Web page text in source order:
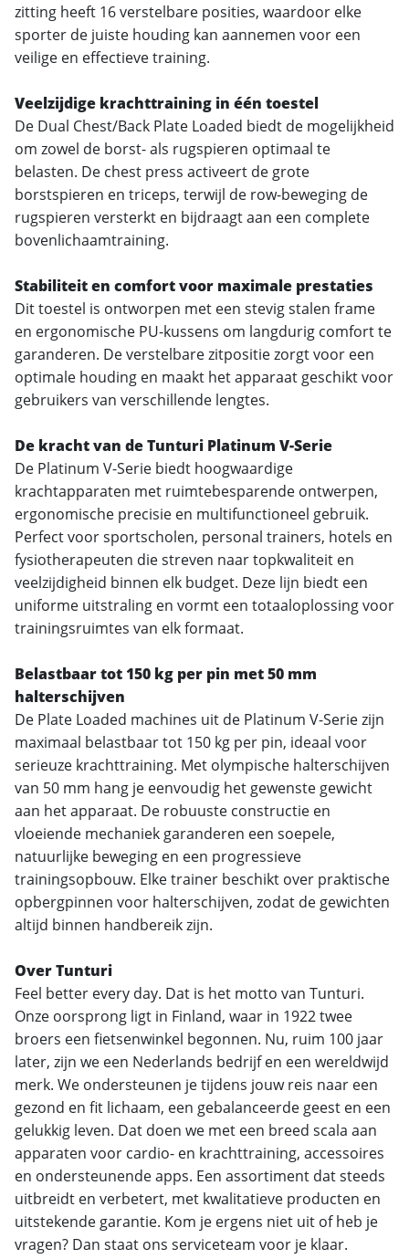
zitting heeft 16 verstelbare posities, waardoor elke
sporter de juiste houding kan aannemen voor een
veilige en effectieve training.
Veelzijdige krachttraining in één toestel
De Dual Chest/Back Plate Loaded biedt de mogelijkheid
om zowel de borst- als rugspieren optimaal te
belasten. De chest press activeert de grote
borstspieren en triceps, terwijl de row-beweging de
rugspieren versterkt en bijdraagt aan een complete
bovenlichaamtraining.
Stabiliteit en comfort voor maximale prestaties
Dit toestel is ontworpen met een stevig stalen frame
en ergonomische PU-kussens om langdurig comfort te
garanderen. De verstelbare zitpositie zorgt voor een
optimale houding en maakt het apparaat geschikt voor
gebruikers van verschillende lengtes.
De kracht van de Tunturi Platinum V-Serie
De Platinum V-Serie biedt hoogwaardige
krachtapparaten met ruimtebesparende ontwerpen,
ergonomische precisie en multifunctioneel gebruik.
Perfect voor sportscholen, personal trainers, hotels en
fysiotherapeuten die streven naar topkwaliteit en
veelzijdigheid binnen elk budget. Deze lijn biedt een
uniforme uitstraling en vormt een totaaloplossing voor
trainingsruimtes van elk formaat.
Belastbaar tot 150 kg per pin met 50 mm
halterschijven
De Plate Loaded machines uit de Platinum V-Serie zijn
maximaal belastbaar tot 150 kg per pin, ideaal voor
serieuze krachttraining. Met olympische halterschijven
van 50 mm hang je eenvoudig het gewenste gewicht
aan het apparaat. De robuuste constructie en
vloeiende mechaniek garanderen een soepele,
natuurlijke beweging en een progressieve
trainingsopbouw. Elke trainer beschikt over praktische
opbergpinnen voor halterschijven, zodat de gewichten
altijd binnen handbereik zijn.
Over Tunturi
Feel better every day. Dat is het motto van Tunturi.
Onze oorsprong ligt in Finland, waar in 1922 twee
broers een fietsenwinkel begonnen. Nu, ruim 100 jaar
later, zijn we een Nederlands bedrijf en een wereldwijd
merk. We ondersteunen je tijdens jouw reis naar een
gezond en fit lichaam, een gebalanceerde geest en een
gelukkig leven. Dat doen we met een breed scala aan
apparaten voor cardio- en krachttraining, accessoires
en ondersteunende apps. Een assortiment dat steeds
uitbreidt en verbetert, met kwalitatieve producten en
uitstekende garantie. Kom je ergens niet uit of heb je
vragen? Dan staat ons serviceteam voor je klaar.